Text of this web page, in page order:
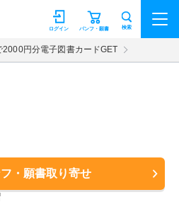
パンフ・願書
ログイン 検索
2000円分電子図書カードGET
・願書取り寄せ